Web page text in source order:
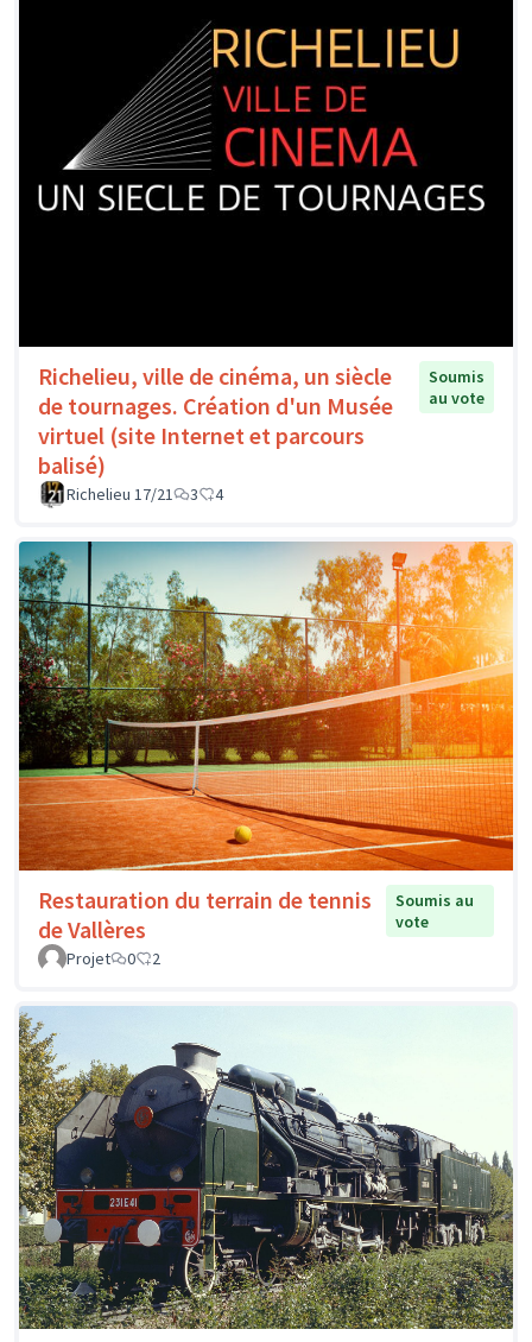
Richelieu, ville de cinéma, un siècle
de tournages. Création d'un Musée
virtuel (site Internet et parcours
balisé)
Soumis
au vote
Richelieu 17/21 3 4
Restauration du terrain de tennis
de Vallères
Soumis au
vote
Projet
0 2